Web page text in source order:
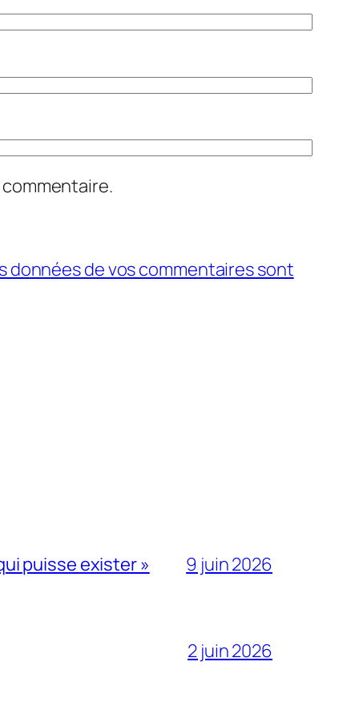
données de vos commentaires sont
puisse exister » 9 juin 2026
2 juin 2026